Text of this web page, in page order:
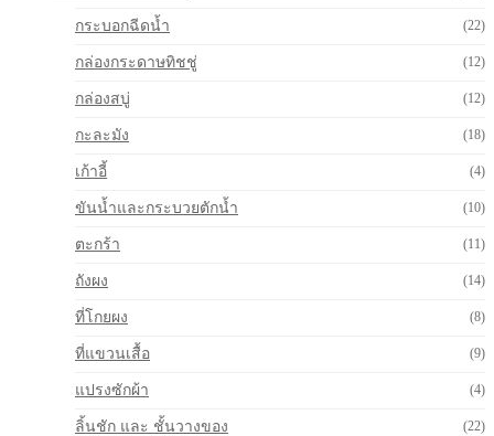
กระบอกฉีดน้ำ (22)
กล่องกระดาษทิชชู่ (12)
กล่องสบู่ (12)
กะละมัง (18)
เก้าอี้ (4)
ขันน้ำและกระบวยตักน้ำ (10)
ตะกร้า (11)
ถังผง (14)
ที่โกยผง (8)
ที่แขวนเสื้อ (9)
แปรงซักผ้า (4)
ลิ้นชัก และ ชั้นวางของ (22)